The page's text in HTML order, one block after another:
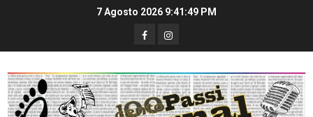
7 Agosto 2026 9:41:50 PM